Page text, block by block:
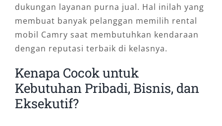
dukungan layanan purna jual. Hal inilah yang
membuat banyak pelanggan memilih rental
mobil Camry saat membutuhkan kendaraan
dengan reputasi terbaik di kelasnya.
Kenapa Cocok untuk
Kebutuhan Pribadi, Bisnis, dan
Eksekutif?